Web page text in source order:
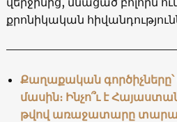
քրոնիկական
Քաղաքական գործիչները՝
մասին։ Ինչո՞ւ է
թվով առաջատարը